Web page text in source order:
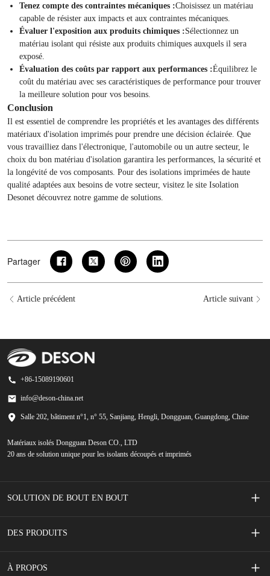
Tenez compte des contraintes mécaniques :Choisissez un matériau
capable de résister aux impacts et aux contraintes mécaniques.
Évaluer l'exposition aux produits chimiques :Sélectionnez un
matériau isolant qui résiste aux produits chimiques auxquels il sera
exposé.
Évaluation des coûts par rapport aux performances :Équilibrez le
coût du matériau avec ses caractéristiques de performance pour trouver
la meilleure solution pour vos besoins.
Conclusion
Il est essentiel de comprendre les propriétés et les avantages des différents
matériaux d'isolation imprimés pour prendre une décision éclairée. Que
vous travailliez dans l'électronique, l'automobile ou un autre secteur, le
choix du bon matériau d'isolation garantira les performances, la sécurité et
la longévité de vos composants. Pour des isolations imprimées de haute
qualité adaptées aux besoins de votre secteur, visitez le site Isolation
Desonet découvrez notre gamme de solutions.
Partager
Article précédent Article suivant
+86-15089190601
info@deson-china.net
Salle 202, bâtiment n°1, n° 55, Sanjiang, Hengli, Dongguan, Guangdong, Chine
Matériaux isolés Dongguan Deson CO., LTD
20 ans de solution unique pour les isolants découpés et imprimés
SOLUTION DE BOUT EN BOUT
Interrupteurs à membrane sérigraphiés
DES PRODUITS
Ruban adhésif
À PROPOS